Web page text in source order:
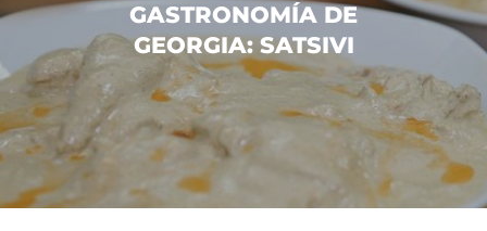
GASTRONOMÍA DE
GEORGIA: SATSIVI